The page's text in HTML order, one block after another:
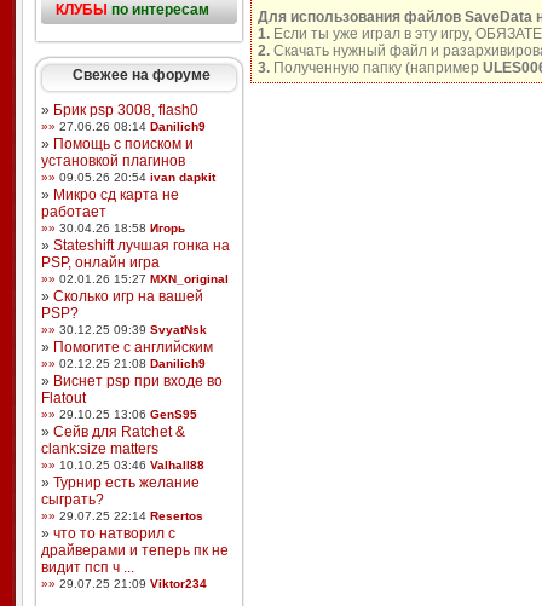
КЛУБЫ по интересам
Свежее на форуме
» Брик psp 3008, flash0
»» 27.06.26 08:14 Danilich9
» Помощь с поиском и
установкой плагинов
»» 09.05.26 20:54 ivan dapkit
» Микро сд карта не
работает
»» 30.04.26 18:58 Игорь
» Stateshift лучшая гонка на
PSP, онлайн игра
»» 02.01.26 15:27 MXN_original
» Сколько игр на вашей
PSP?
»» 30.12.25 09:39 SvyatNsk
» Помогите с английским
»» 02.12.25 21:08 Danilich9
» Виснет psp при входе во
Flatout
»» 29.10.25 13:06 GenS95
» Сейв для Ratchet &
clank:size matters
»» 10.10.25 03:46 Valhall88
» Турнир есть желание
сыграть?
»» 29.07.25 22:14 Resertos
» что то натворил с
драйверами и теперь пк не
видит псп ч ...
»» 29.07.25 21:09 Viktor234
Для использования файлов SaveData
1.Если ты уже играл в эту игру,
2.Скачать нужный файл и
3.Полученную папку (например